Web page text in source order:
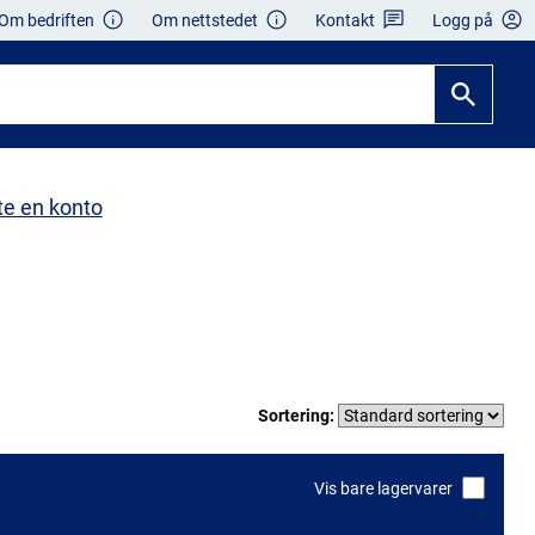
bedriften Om nettstedet Kontakt Logg på
en konto
Sortering:
Vis bare lagervarer